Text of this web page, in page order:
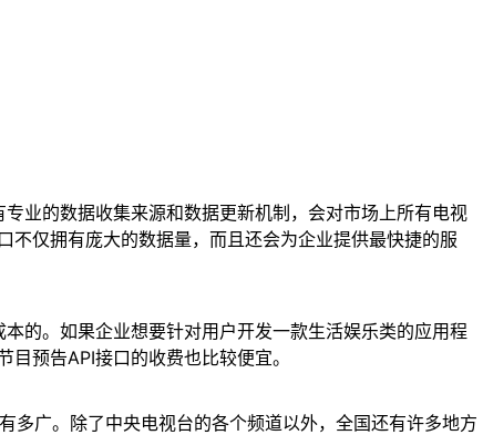
业的数据收集来源和数据更新机制，会对市场上所有电视
仅拥有庞大的数据量，而且还会为企业提供最快捷的服
的。如果企业想要针对用户开发一款生活娱乐类的应用程
预告API接口的收费也比较便宜。
多广。除了中央电视台的各个频道以外，全国还有许多地方